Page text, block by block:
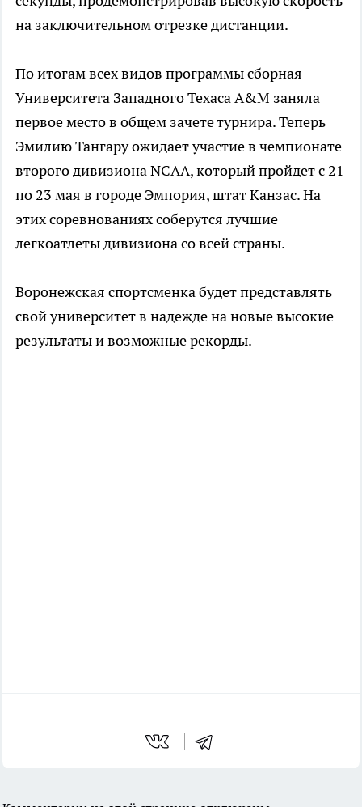
на заключительном отрезке дистанции.
По итогам всех видов программы сборная
Университета Западного Техаса A&M заняла
первое место в общем зачете турнира. Теперь
Эмилию Тангару ожидает участие в чемпионате
второго дивизиона NCAA, который пройдет с 21
по 23 мая в городе Эмпория, штат Канзас. На
этих соревнованиях соберутся лучшие
легкоатлеты дивизиона со всей страны.
Воронежская спортсменка будет представлять
свой университет в надежде на новые высокие
результаты и возможные рекорды.